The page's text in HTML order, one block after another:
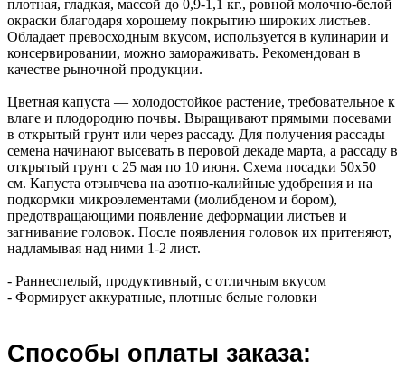
плотная, гладкая, массой до 0,9-1,1 кг., ровной молочно-белой
окраски благодаря хорошему покрытию широких листьев.
Обладает превосходным вкусом, используется в кулинарии и
консервировании, можно замораживать. Рекомендован в
качестве рыночной продукции.
Цветная капуста — холодостойкое растение, требовательное к
влаге и плодородию почвы. Выращивают прямыми посевами
в открытый грунт или через рассаду. Для получения рассады
семена начинают высевать в перовой декаде марта, а рассаду в
открытый грунт с 25 мая по 10 июня. Схема посадки 50х50
см. Капуста отзывчева на азотно-калийные удобрения и на
подкормки микроэлементами (молибденом и бором),
предотвращающими появление деформации листьев и
загнивание головок. После появления головок их притеняют,
надламывая над ними 1-2 лист.
- Раннеспелый, продуктивный, с отличным вкусом
- Формирует аккуратные, плотные белые головки
Способы оплаты заказа: